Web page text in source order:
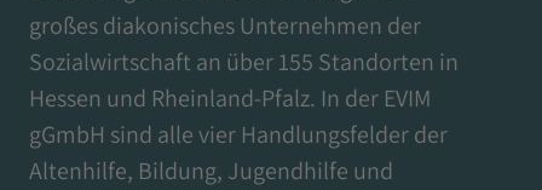
großes diakonisches Unternehmen der
Sozialwirtschaft an über 155 Standorten in
Hessen und Rheinland-Pfalz. In der EVIM
gGmbH sind alle vier Handlungsfelder der
Altenhilfe, Bildung, Jugendhilfe und